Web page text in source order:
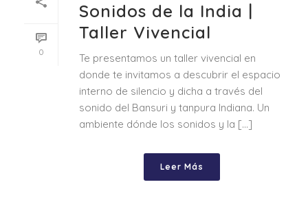
0
Sonidos de la India |
Taller Vivencial
Te presentamos un taller vivencial en
donde te invitamos a descubrir el espacio
interno de silencio y dicha a través del
sonido del Bansuri y tanpura Indiana. Un
ambiente dónde los sonidos y la [...]
Leer Más